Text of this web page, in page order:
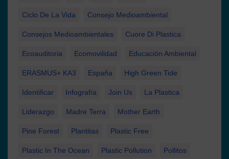
Ciclo De La Vida Consejo Medioambiental
Consejos Medioambientales Cuore Di Plastica
Ecoauditoria Ecomovilidad Educación Ambiental
ERASMUS+ KA3 España High Green Tide
Identificar Infografía Join Us La Plastica
Liderazgo Madre Terra Mother Earth
Pine Forest Plantitas Plastic Free
Plastic In The Ocean Plastic Pollution Pollitos